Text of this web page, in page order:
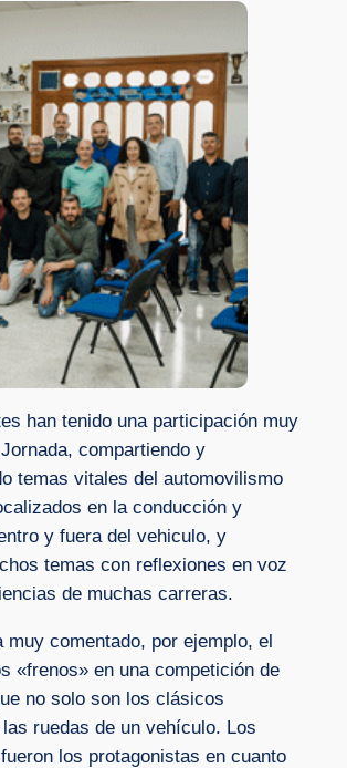
han tenido una participación muy
compartiendo y
temas vitales del automovilismo
en la conducción y
y fuera del vehiculo, y
temas con reflexiones en voz
de muchas carreras.
muy comentado, por ejemplo, el
«frenos» en una competición de
no solo son los clásicos
ruedas de un vehículo. Los
los protagonistas en cuanto